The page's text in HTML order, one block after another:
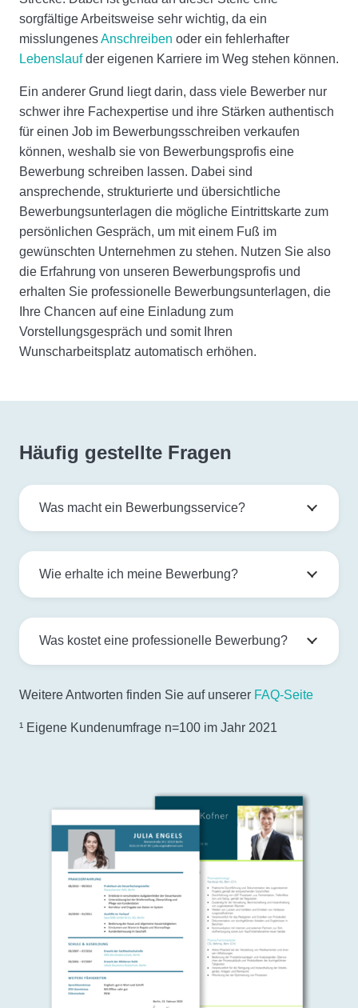
sorgfältige Arbeitsweise sehr wichtig, da ein
misslungenesAnschreiben oder ein fehlerhafter
Lebenslaufder eigenen Karriere im Weg stehen können.
Ein anderer Grund liegt darin, dass viele Bewerber nur
schwer ihre Fachexpertise und ihre Stärken authentisch
für einen Job im Bewerbungsschreiben verkaufen
können, weshalb sie von Bewerbungsprofis eine
Bewerbung schreiben lassen. Dabei sind
ansprechende, strukturierte und übersichtliche
Bewerbungsunterlagen die mögliche Eintrittskarte zum
persönlichen Gespräch, um mit einem Fuß im
gewünschten Unternehmen zu stehen. Nutzen Sie also
die Erfahrung von unseren Bewerbungsprofis und
erhalten Sie professionelle Bewerbungsunterlagen, die
Ihre Chancen auf eine Einladung zum
Vorstellungsgespräch und somit Ihren
Wunscharbeitsplatz automatisch erhöhen.
Häufig gestellte Fragen
Was macht ein Bewerbungsservice?
Wie erhalte ich meine Bewerbung?
Was kostet eine professionelle Bewerbung?
Weitere Antworten finden Sie auf unserer FAQ-Seite
¹ Eigene Kundenumfrage n=100 im Jahr 2021